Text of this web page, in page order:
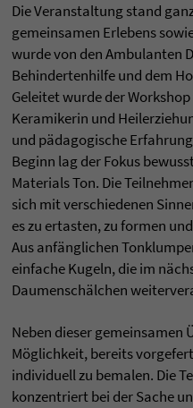
Die Veranstaltung stand
gemeinsamen Erlebens
wurde von den Ambulanten
Behindertenhilfe und dem
Geleitet wurde der
Keramikerin und
und pädagogische
Beginn lag der Fokus
Materials Ton. Die
sich mit verschiedenen
es zu ertasten, zu formen
Aus anfänglichen
einfache Kugeln, die im
Daumenschälchen
Neben dieser gemeinsamen
Möglichkeit, bereits
individuell zu bemalen. Die
konzentriert bei der Sache